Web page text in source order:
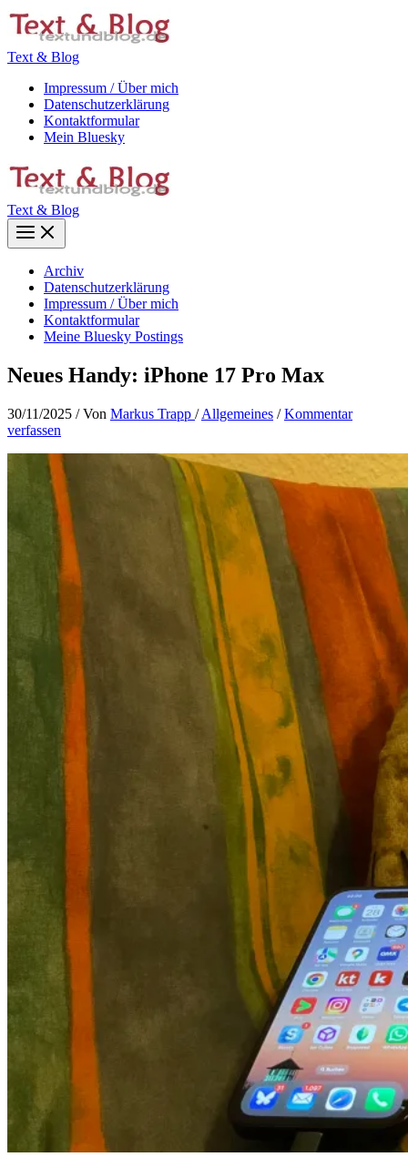
Zum
Inhalt
Text & Blog
Impressum / Über mich
Datenschutzerklärung
Kontaktformular
Mein Bluesky
Text & Blog
Main
Menu
Archiv
Datenschutzerklärung
Impressum / Über mich
Kontaktformular
Meine Bluesky Postings
Neues Handy: iPhone 17 Pro Max
30/11/2025 / Von Markus Trapp /Allgemeines /Kommentar
verfassen